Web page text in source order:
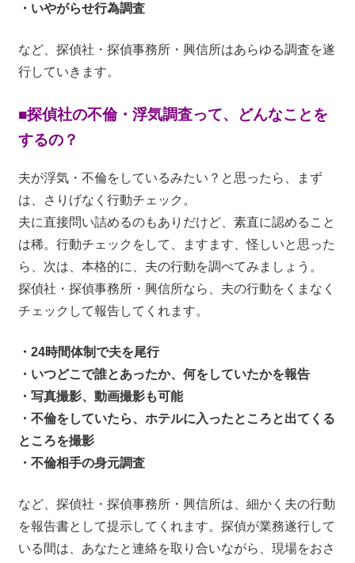
・いやがらせ行為調査
など、探偵社・探偵事務所・興信所はあらゆる調査を遂
行していきます。
■探偵社の不倫・浮気調査って、どんなことを
するの？
夫が浮気・不倫をしているみたい？と思ったら、まず
は、さりげなく行動チェック。
夫に直接問い詰めるのもありだけど、素直に認めること
は稀。行動チェックをして、ますます、怪しいと思った
ら、次は、本格的に、夫の行動を調べてみましょう。
探偵社・探偵事務所・興信所なら、夫の行動をくまなく
チェックして報告してくれます。
・24時間体制で夫を尾行
・いつどこで誰とあったか、何をしていたかを報告
・写真撮影、動画撮影も可能
・不倫をしていたら、ホテルに入ったところと出てくる
ところを撮影
・不倫相手の身元調査
など、探偵社・探偵事務所・興信所は、細かく夫の行動
を報告書として提示してくれます。探偵が業務遂行して
いる間は、あなたと連絡を取り合いながら、現場をおさ